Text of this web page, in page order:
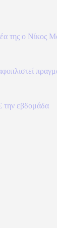
της ο Νίκος
την εβδομάδα